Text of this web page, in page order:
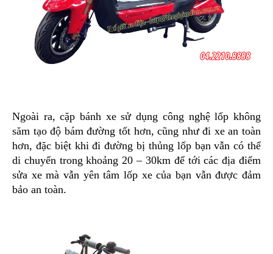
Ngoài ra, cặp bánh xe sử dụng công nghệ lốp không
săm tạo độ bám đường tốt hơn, cũng như đi xe an toàn
hơn, đặc biệt khi đi đường bị thủng lốp bạn vẫn có thể
di chuyển trong khoảng 20 – 30km để tới các địa điểm
sửa xe mà vẫn yên tâm lốp xe của bạn vẫn được đảm
bảo an toàn.